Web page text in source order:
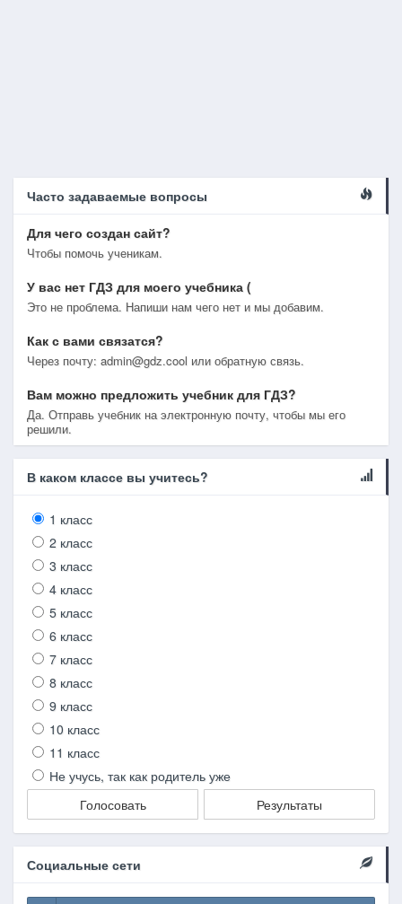
Часто задаваемые вопросы
Для чего создан сайт?
Чтобы помочь ученикам.
У вас нет ГДЗ для моего учебника (
Это не проблема. Напиши нам чего нет и мы добавим.
Как с вами связатся?
Через почту: admin@gdz.cool или обратную связь.
Вам можно предложить учебник для ГДЗ?
Да. Отправь учебник на электронную почту, чтобы мы его
решили.
В каком классе вы учитесь?
1 класс
2 класс
3 класс
4 класс
5 класс
6 класс
7 класс
8 класс
9 класс
10 класс
11 класс
Не учусь, так как родитель уже
Голосовать
Результаты
Социальные сети